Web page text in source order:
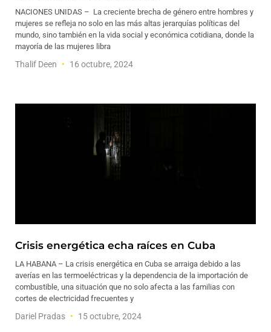
NACIONES UNIDAS – La creciente brecha de género entre hombres y
mujeres se refleja no solo en las más altas jerarquías políticas del
mundo, sino también en la vida social y económica cotidiana, donde la
mayoría de las mujeres libra
Thalif Deen 16 octubre, 2024
Crisis energética echa raíces en Cuba
LA HABANA – La crisis energética en Cuba se arraiga debido a las
averías en las termoeléctricas y la dependencia de la importación de
combustible, una situación que no solo afecta a las familias con
cortes de electricidad frecuentes y
Dariel Pradas 15 octubre, 2024